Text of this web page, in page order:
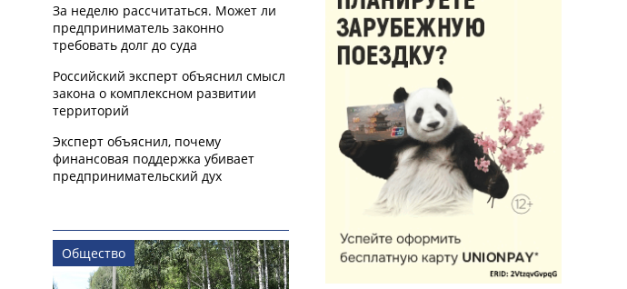
За неделю рассчитаться. Может ли
предприниматель законно
требовать долг до суда
Российский эксперт объяснил смысл
закона о комплексном развитии
территорий
Эксперт объяснил, почему
финансовая поддержка убивает
предпринимательский дух
Общество